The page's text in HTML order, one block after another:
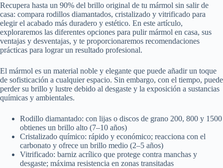
Recupera hasta un 90% del brillo original de tu mármol sin salir de
casa: compara rodillos diamantados, cristalizado y vitrificado para
elegir el acabado más duradero y estético. En este artículo,
exploraremos las diferentes opciones para pulir mármol en casa, sus
ventajas y desventajas, y te proporcionaremos recomendaciones
prácticas para lograr un resultado profesional.
El mármol es un material noble y elegante que puede añadir un toque
de sofisticación a cualquier espacio. Sin embargo, con el tiempo, puede
perder su brillo y lustre debido al desgaste y la exposición a sustancias
químicas y ambientales.
Rodillo diamantado: con lijas o discos de grano 200, 800 y 1500
obtienes un brillo alto (7–10 años)
Cristalizado químico: rápido y económico; reacciona con el
carbonato y ofrece un brillo medio (2–5 años)
Vitrificado: barniz acrílico que protege contra manchas y
desgaste; máxima resistencia en zonas transitadas